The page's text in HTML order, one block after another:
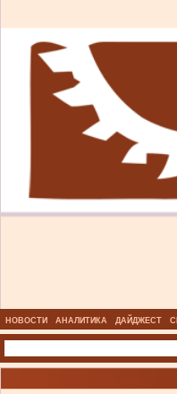
НОВОСТИ АНАЛИТИКА ДАЙДЖЕСТ